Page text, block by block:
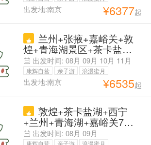
拍 含9大景区 宿2大省会豪
华|保拼房 『满档升2+1大
巴』 提前30天订莫高窟升A
票 行前1天无损退除机票
父母安心游
出发地:南京 ¥6377起
兰州+张掖+嘉峪关+敦
煌+青海湖景区+茶卡盐湖8
日7晚拼小团 咨询享惊喜丨
提前订莫高窟升A票【满6
人免费升级九座车&满8人
全团配导游】赠专车接送机
&甘青大环线 水上雅丹 单
人保证拼房& 提前30天下单
保证A票
出发时间: 08月 09月 10月 11月
康辉自营 亲子游
浪漫蜜月
父母安心游
出发地:南京 ¥6535起
敦煌+茶卡盐湖+西宁
+兰州+青海湖+嘉峪关7日6
晚私家团 【咨询立享现金
出发时间: 08月 09月